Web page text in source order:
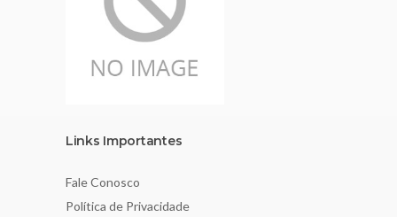
Links Importantes
Fale Conosco
Política de Privacidade